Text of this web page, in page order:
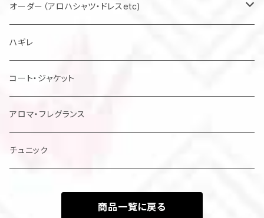
マスク
オーダー（アロハシャツ・ドレスetc)
メンズアロハシャツ他
レディスドレス・シャツ他
ハギレ
コート・ジャケット
アロマ・フレグランス
チュニック
商品一覧に戻る